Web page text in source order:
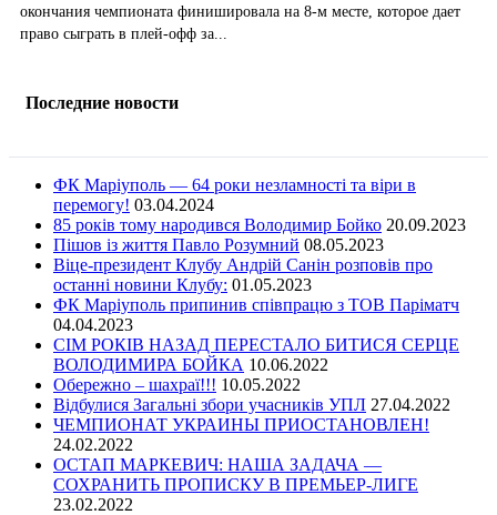
окончания чемпионата финишировала на 8-м месте, которое дает
право сыграть в плей-офф за...
Последние новости
ФК Маріуполь — 64 роки незламності та віри в
перемогу! 03.04.2024
85 років тому народився Володимир Бойко 20.09.2023
Пішов із життя Павло Розумний 08.05.2023
Віце-президент Клубу Андрій Санін розповів про
останні новини Клубу: 01.05.2023
ФК Маріуполь припинив співпрацю з ТОВ Паріматч
04.04.2023
СІМ РОКІВ НАЗАД ПЕРЕСТАЛО БИТИСЯ СЕРЦЕ
ВОЛОДИМИРА БОЙКА 10.06.2022
Обережно – шахраї!!! 10.05.2022
Відбулися Загальні збори учасників УПЛ 27.04.2022
ЧЕМПИОНАТ УКРАИНЫ ПРИОСТАНОВЛЕН!
24.02.2022
ОСТАП МАРКЕВИЧ: НАША ЗАДАЧА —
СОХРАНИТЬ ПРОПИСКУ В ПРЕМЬЕР-ЛИГЕ
23.02.2022